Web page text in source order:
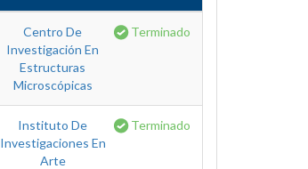
Centro De
Investigación En
Estructuras
Microscópicas
Terminado
Instituto De
Investigaciones En
Arte
Terminado